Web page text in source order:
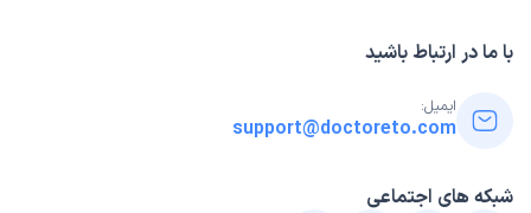
با ما در ارتباط باشید
ایمیل:
support@doctoreto.com
شبکه های اجتماعی